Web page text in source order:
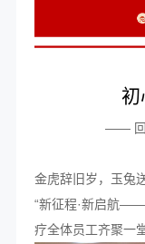
初
—— 回
金虎辞旧岁，玉兔
“新征程·新启航——
疗全体员工齐聚一